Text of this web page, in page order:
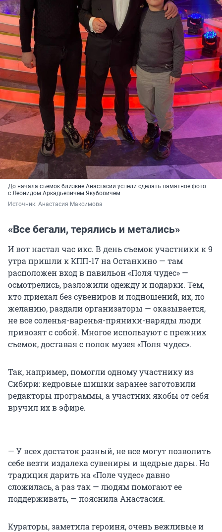
До начала съемок близкие Анастасии успели сделать памятное фото
с Леонидом Аркадьевичем Якубовичем
Источник: Анастасия Максимова
«Все бегали, терялись и метались»
И вот настал час икс. В день съемок участники к 9
утра пришли к КПП-17 на Останкино — там
расположен вход в павильон «Поля чудес» —
осмотрелись, разложили одежду и подарки. Тем,
кто приехал без сувениров и подношений, их, по
желанию, раздали организаторы — оказывается,
не все соленья-варенья-пряники-наряды люди
привозят с собой. Многое используют с прежних
съемок, доставая с полок музея «Поля чудес».
Так, например, помогли одному участнику из
Сибири: кедровые шишки заранее заготовили
редакторы программы, а участник якобы от себя
вручил их в эфире.
— У всех достаток разный, не все могут позволить
себе везти издалека сувениры и щедрые дары. Но
традиция дарить на «Поле чудес» давно
сложилась, а раз так — людям помогают ее
поддерживать, — пояснила Анастасия.
Кураторы, заметила героиня, очень вежливые и